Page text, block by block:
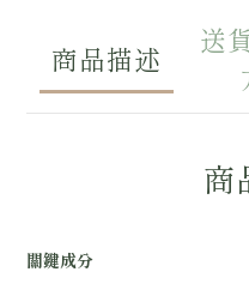
商品描述
送
商
關鍵成分